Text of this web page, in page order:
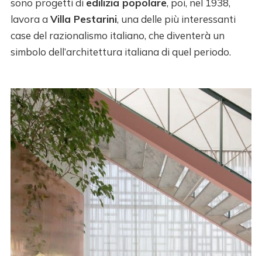
lavora aVilla Pestarini, una delle più interessanti
case del razionalismo italiano, che diventerà un
simbolo dell’architettura italiana di quel periodo.